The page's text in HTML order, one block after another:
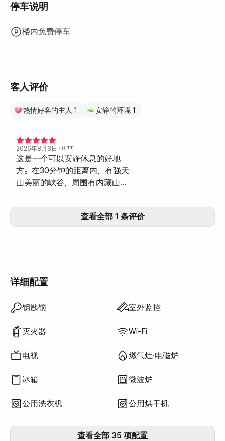
停车说明
楼内免费停车
客人评价
热情好客的主人 1 安静的环境 1
2026年8月3日 · 이**
这是一个可以安静休息的好地
方。在30分钟的距离内，有强天
山美丽的峡谷，周围有内藏山和
非常适合郊游。老板很亲切，这
查看全部 1 条评价
详细配置
钥匙锁 室外监控
灭火器 Wi-Fi
电视 燃气灶·电磁炉
冰箱 微波炉
公用洗衣机 公用烘干机
提供寝具
空调
餐桌及椅子
不提供:
电子门锁
不提供:
保安室·保安
不提供:
洗衣机
不提供:
烘干机
不提供:
公用燃气灶·电磁炉
不提供:
公用冰箱
不提供:
公用微波炉
不提供:
可加寝具
不提供:
锅炉（城市燃气）
不提供:
衣柜
不提供:
沙发
不提供:
办公桌
吹风机
沐浴露
香皂
卫生纸
牙膏
毛巾
遮光窗帘
洗衣液
洗洁精
抹布
百洁布
吸尘器
电热水壶
电饭煲
烹饪工具（菜板、刀、剪刀等）
锅具·平底锅
基本餐具（碗、杯等）
室外烧烤设施
露台
挂衣架
电热锅炉
晾衣架
不提供: 浴缸
不提供: 智能马桶盖
不提供: 过滤花洒
不提供: 洗发水·护发素
不提供: 牙刷
不提供: 床垫加垫·折叠床垫
不提供: 百叶窗
不提供: 扫帚
不提供: 衣物柔顺剂
不提供: 厨余垃圾袋
不提供: 垃圾袋
不提供: 电梯
不提供: 免费健身房
不提供: 游泳池
不提供: 免费公共桑拿
不提供: 水疗·按摩浴缸
不提供: 按摩浴缸·桧木浴
不提供: 矮餐桌
不提供: 沙发床
不提供: 电风扇
不提供: 煤油供暖
不提供: 液化石油气(LPG)
不提供: 可再生能源
不提供: 投影仪
不提供: 有线网络
不提供: 熨斗
不提供: 洗烘一体机
查看全部 35 项配置